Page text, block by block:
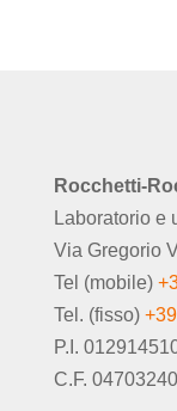
Rocchetti-
Laboratorio e
Via Gregorio
Tel (mobile)
Tel. (fisso)
P.I.
C.F.